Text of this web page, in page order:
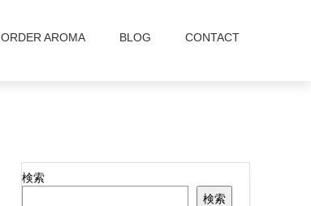
ORDER AROMA BLOG CONTACT
検索
検索